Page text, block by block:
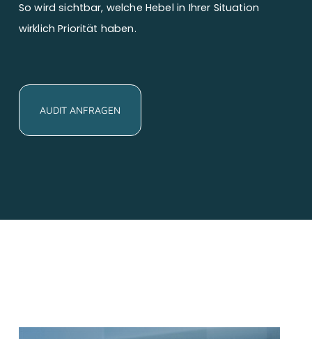
So wird sichtbar, welche Hebel in Ihrer Situation
wirklich Priorität haben.
AUDIT ANFRAGEN